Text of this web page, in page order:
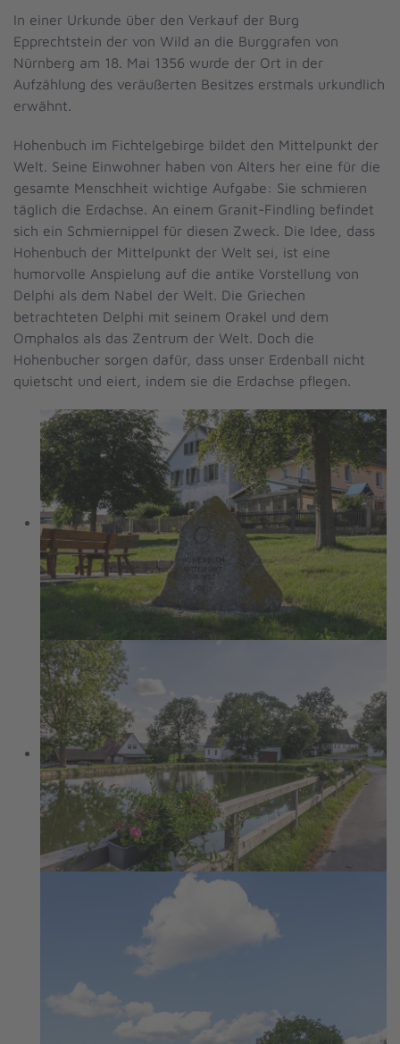
In einer Urkunde über den Verkauf der Burg
Epprechtstein der von Wild an die Burggrafen von
Nürnberg am 18. Mai 1356 wurde der Ort in der
Aufzählung des veräußerten Besitzes erstmals urkundlich
erwähnt.
Hohenbuch im Fichtelgebirge bildet den Mittelpunkt der
Welt. Seine Einwohner haben von Alters her eine für die
gesamte Menschheit wichtige Aufgabe: Sie schmieren
täglich die Erdachse. An einem Granit-Findling befindet
sich ein Schmiernippel für diesen Zweck. Die Idee, dass
Hohenbuch der Mittelpunkt der Welt sei, ist eine
humorvolle Anspielung auf die antike Vorstellung von
Delphi als dem Nabel der Welt. Die Griechen
betrachteten Delphi mit seinem Orakel und dem
Omphalos als das Zentrum der Welt. Doch die
Hohenbucher sorgen dafür, dass unser Erdenball nicht
quietscht und eiert, indem sie die Erdachse pflegen.